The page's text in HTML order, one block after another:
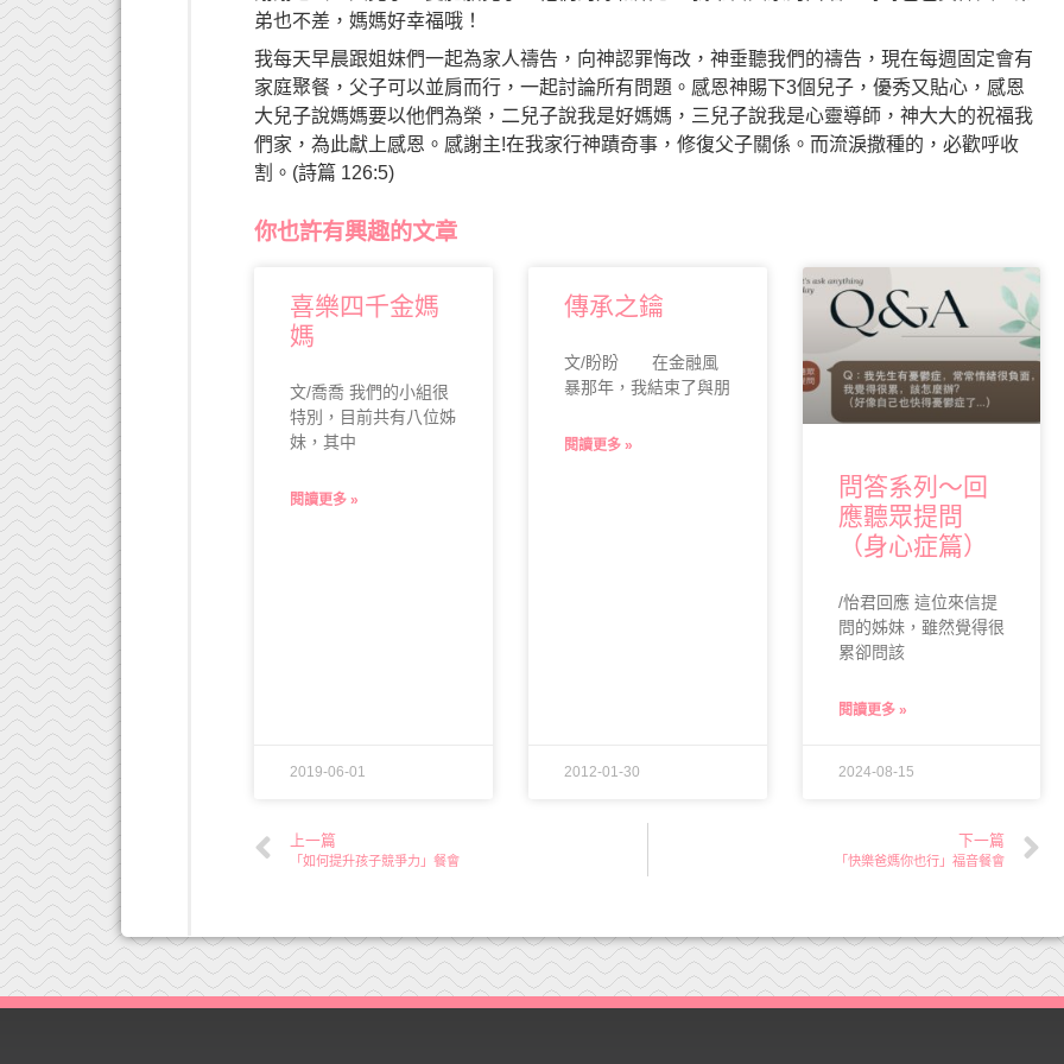
弟也不差，媽媽好幸福哦！
我每天早晨跟姐妹們一起為家人禱告，向神認罪悔改，神垂聽我們的禱告，現在每週固定會有
家庭聚餐，父子可以並肩而行，一起討論所有問題。感恩神賜下3個兒子，優秀又貼心，感恩
大兒子說媽媽要以他們為榮，二兒子說我是好媽媽，三兒子說我是心靈導師，神大大的祝福我
們家，為此獻上感恩。感謝主!在我家行神蹟奇事，修復父子關係。而流淚撒種的，必歡呼收
割。(詩篇 126:5)
你也許有興趣的文章
喜樂四千金媽
媽
文/喬喬 我們的小組很
特別，目前共有八位姊
妹，其中
閱讀更多 »
2019-06-01
傳承之鑰
文/盼盼 在金融風
暴那年，我結束了與朋
閱讀更多 »
2012-01-30
問答系列～回
應聽眾提問
（身心症篇）
/怡君回應 這位來信提
問的姊妹，雖然覺得很
累卻問該
閱讀更多 »
2024-08-15
上一篇
「如何提升孩子競爭力」餐會
下一篇
「快樂爸媽你也行」福音餐會